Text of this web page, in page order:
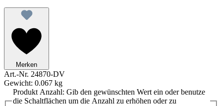
Merken
Art.-Nr. 24870-DV
Gewicht: 0.067 kg
Produkt Anzahl: Gib den gewünschten Wert ein oder benutze
die Schaltflächen um die Anzahl zu erhöhen oder zu